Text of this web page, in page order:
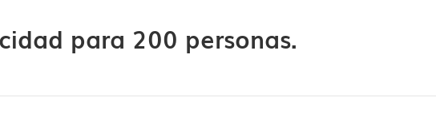
para 200 personas.